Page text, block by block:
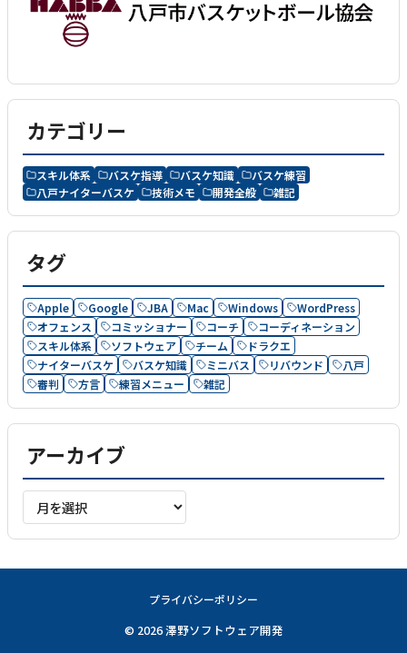
カテゴリー
スキル体系 バスケ指導 バスケ知識
バスケ練習
八戸ナイターバスケ
技術メモ 開発全般 雑記
タグ
Apple Google JBA Mac Windows
WordPress
オフェンス
コミッショナー コーチ
コーディネーション
スキル体系
ソフトウェア チーム
ドラクエ
ナイターバスケ
バスケ知識 ミニバス リバウンド
八戸
審判
方言 練習メニュー 雑記
アーカイブ
ー
カ
イ
プライバシーポリシー
© 2026 澤野ソフトウェア開発